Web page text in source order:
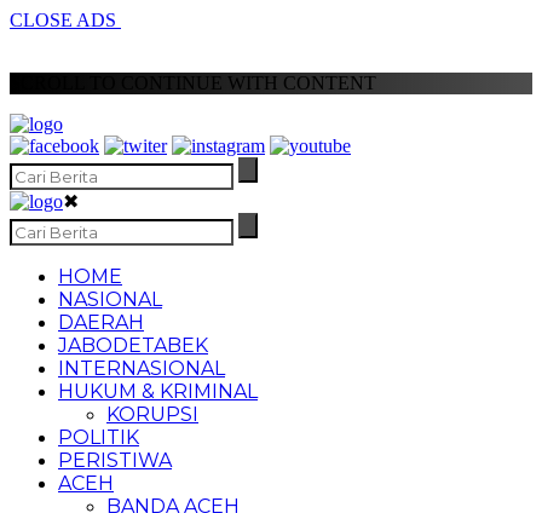
CLOSE ADS
SCROLL TO CONTINUE WITH CONTENT
✖
HOME
NASIONAL
DAERAH
JABODETABEK
INTERNASIONAL
HUKUM & KRIMINAL
KORUPSI
POLITIK
PERISTIWA
ACEH
BANDA ACEH